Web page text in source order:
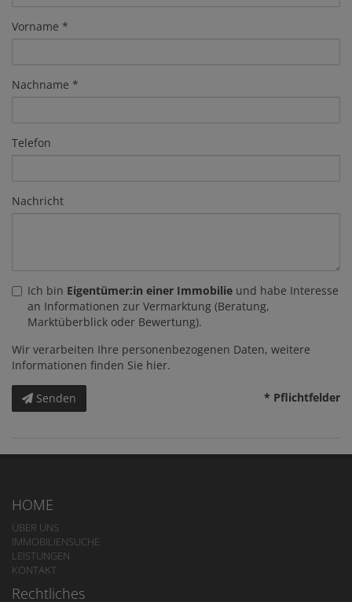
Vorname
Nachname
Telefon
Nachricht
Ich bin Eigentümer:in einer Immobilie und habe Interesse
an Informationen zur Vermarktung (Beratung,
Marktüberblick oder Bewertung).
Wir verarbeiten Ihre personenbezogenen Daten, weitere
Informationen finden Sie hier.
Senden * Pflichtfelder
HOME
ÜBER UNS
IMMOBILIENSUCHE
LEISTUNGEN
KONTAKT
Rechtliches